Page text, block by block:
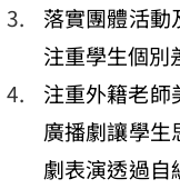
落實團體活動
注重學生個別
注重外籍老
廣播劇讓學
劇表演透過